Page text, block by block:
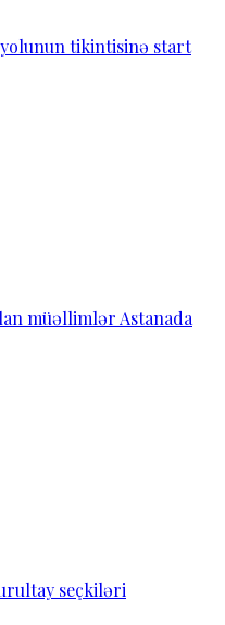
yolunun tikintisinə start
müəllimlər Astanada
seçkiləri